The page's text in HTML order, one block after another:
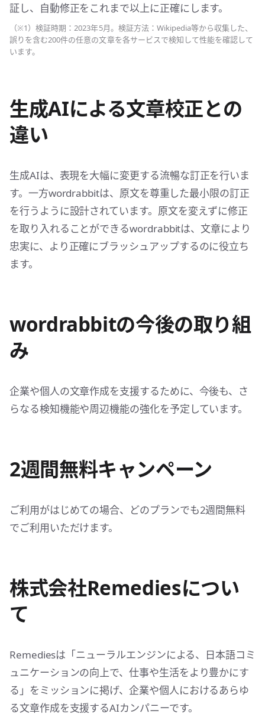
証し、自動修正をこれまで以上に正確にします。
（※1）検証時期：2023年5月。検証方法：Wikipedia等から収集した、
誤りを含む200件の任意の文章を各サービスで検知して性能を確認して
います。
生成AIによる文章校正との
違い
生成AIは、表現を大幅に変更する流暢な訂正を行いま
す。一方wordrabbitは、原文を尊重した最小限の訂正
を行うように設計されています。原文を変えずに修正
を取り入れることができるwordrabbitは、文章により
忠実に、より正確にブラッシュアップするのに役立ち
ます。
wordrabbitの今後の取り組
み
企業や個人の文章作成を支援するために、今後も、さ
らなる検知機能や周辺機能の強化を予定しています。
2週間無料キャンペーン
ご利用がはじめての場合、どのプランでも2週間無料
でご利用いただけます。
株式会社Remediesについ
て
Remediesは「ニューラルエンジンによる、日本語コミ
ュニケーションの向上で、仕事や生活をより豊かにす
る」をミッションに掲げ、企業や個人におけるあらゆ
る文章作成を支援するAIカンパニーです。